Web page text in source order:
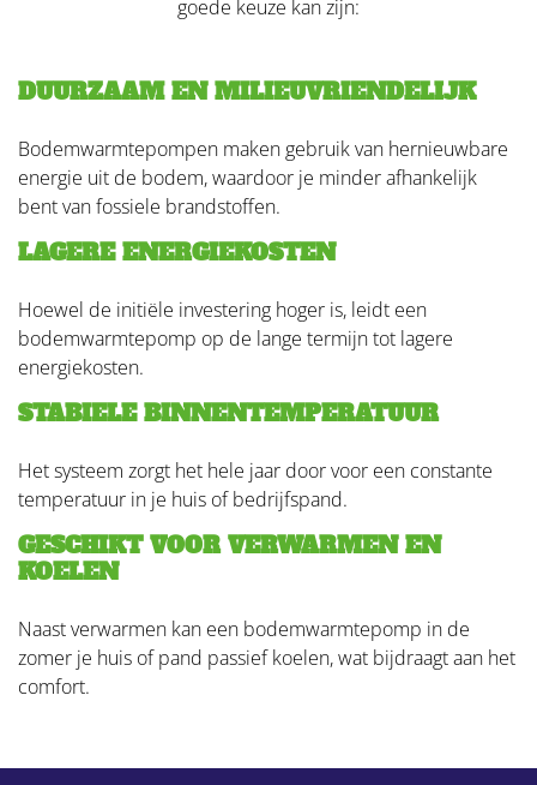
goede keuze kan zijn:
DUURZAAM EN MILIEUVRIENDELIJK
Bodemwarmtepompen maken gebruik van hernieuwbare
energie uit de bodem, waardoor je minder afhankelijk
bent van fossiele brandstoffen.
LAGERE ENERGIEKOSTEN
Hoewel de initiële investering hoger is, leidt een
bodemwarmtepomp op de lange termijn tot lagere
energiekosten.
STABIELE BINNENTEMPERATUUR
Het systeem zorgt het hele jaar door voor een constante
temperatuur in je huis of bedrijfspand.
GESCHIKT VOOR VERWARMEN EN
KOELEN
Naast verwarmen kan een bodemwarmtepomp in de
zomer je huis of pand passief koelen, wat bijdraagt aan het
comfort.